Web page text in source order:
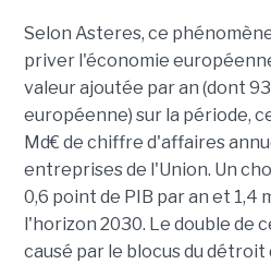
Selon Asteres, ce
priver l'économie
valeur ajoutée par an (dont
européenne) sur la période,
Md€ de chiffre d'affaires
entreprises de l'Union. Un
0,6 point de PIB par an et 1,4
l'horizon 2030. Le double de
causé par le blocus du détroit